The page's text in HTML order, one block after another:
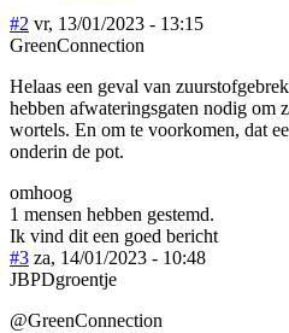
#2 vr, 13/01/2023 - 13:15
GreenConnection
Helaas een geval van
hebben afwateringsgaten nodig om
wortels. En om te voorkomen, dat
onderin de pot.
omhoog
1 mensen hebben gestemd.
Ik vind dit een goed bericht
#3 za, 14/01/2023 - 10:48
JBPDgroentje
@GreenConnection